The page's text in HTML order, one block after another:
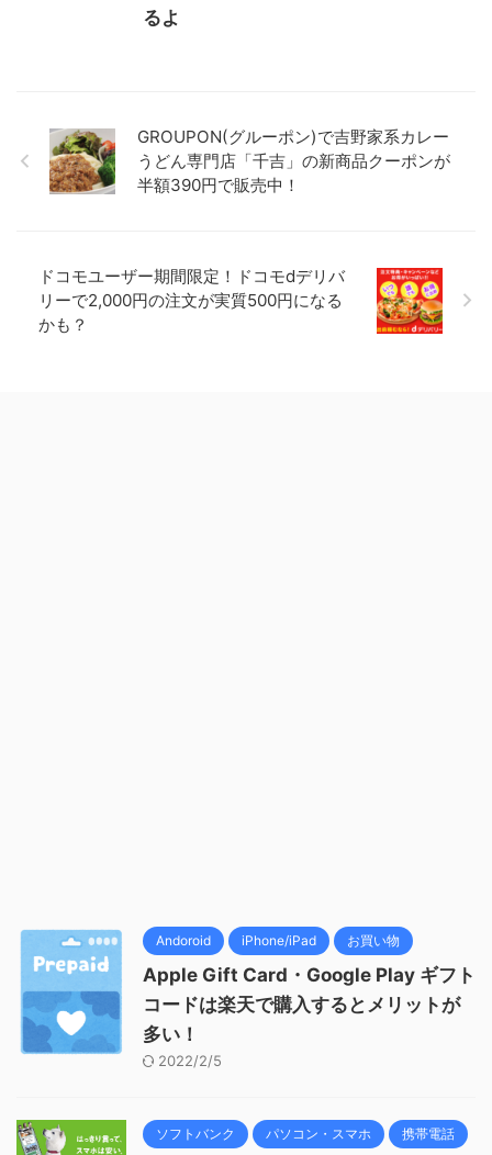
るよ
GROUPON(グルーポン)で吉野家系カレー
うどん専門店「千吉」の新商品クーポンが
半額390円で販売中！
ドコモユーザー期間限定！ドコモdデリバ
リーで2,000円の注文が実質500円になる
かも？
Andoroid iPhone/iPad お買い物
Apple Gift Card・Google Play ギフト
コードは楽天で購入するとメリットが
多い！
2022/2/5
ソフトバンク パソコン・スマホ 携帯電話